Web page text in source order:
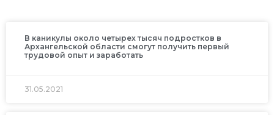
В каникулы около четырех тысяч подростков в
Архангельской области смогут получить первый
трудовой опыт и заработать
31.05.2021